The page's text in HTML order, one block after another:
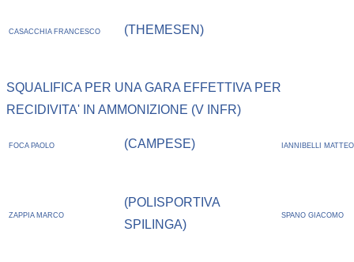
CASACCHIA FRANCESCO (THEMESEN)
SQUALIFICA PER UNA GARA EFFETTIVA PER
RECIDIVITA' IN AMMONIZIONE (V INFR)
FOCA PAOLO (CAMPESE) IANNIBELLI MATTEO
ZAPPIA MARCO
(POLISPORTIVA
SPILINGA)
SPANO GIACOMO